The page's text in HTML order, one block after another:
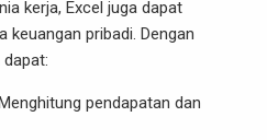
kerja, Excel juga dapat
keuangan pribadi. Dengan
pendapatan dan